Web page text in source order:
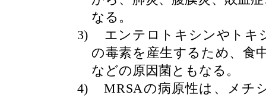
なる。
3)
エンテロトキシンやトキ
の毒素を産生するため、食
などの原因菌ともなる。
4)
MRSAの病原性は、メチ